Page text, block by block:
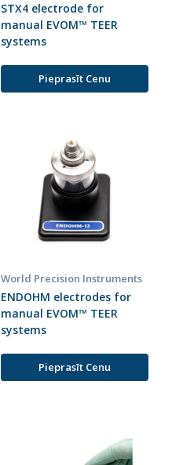
STX4 electrode for
manual EVOM™ TEER
systems
Pieprasīt Cenu
World Precision Instruments
ENDOHM electrodes for
manual EVOM™ TEER
systems
Pieprasīt Cenu